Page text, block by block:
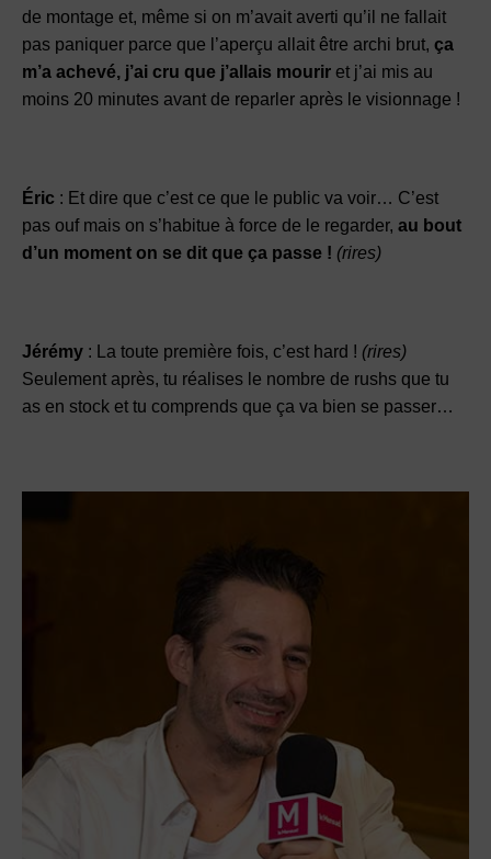
de montage et, même si on m’avait averti qu’il ne fallait
pas paniquer parce que l’aperçu allait être archi brut, ça
m’a achevé, j’ai cru que j’allais mourir et j’ai mis au
moins 20 minutes avant de reparler après le visionnage !
Éric : Et dire que c’est ce que le public va voir… C’est
pas ouf mais on s’habitue à force de le regarder, au bout
d’un moment on se dit que ça passe ! (rires)
Jérémy : La toute première fois, c’est hard ! (rires)
Seulement après, tu réalises le nombre de rushs que tu
as en stock et tu comprends que ça va bien se passer…